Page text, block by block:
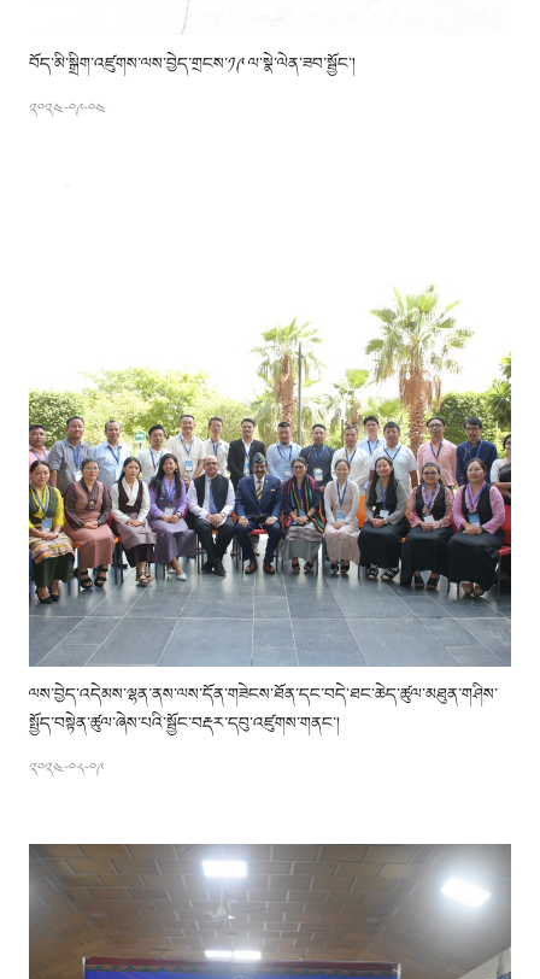
བོད་མི་སྒྲིག་འཛུགས་ལས་བྱེད་གྲངས་༡༩ ལ་སྣེ་ལེན་ཟབ་སྦྱོང་།
༢༠༢༤-༠༩-༠༤
ལས་བྱེད་འདེམས་ལྷན་ནས་ལས་དོན་གཟེངས་ཐོན་དང་བདེ་ཐང་ཆེད་ཚུལ་མཐུན་གཤིས་
སྤྱོད་བསྟེན་ཚུལ་ཞེས་པའི་སྦྱོང་བརྡར་དབུ་འཛུགས་གནང་།
༢༠༢༤-༠༨-༠༩